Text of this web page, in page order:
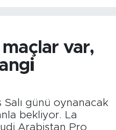
var,
Salı günü oynanacak
bekliyor. La
Arabistan Pro